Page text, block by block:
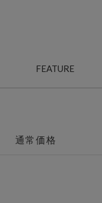
FEATURE
通常価格